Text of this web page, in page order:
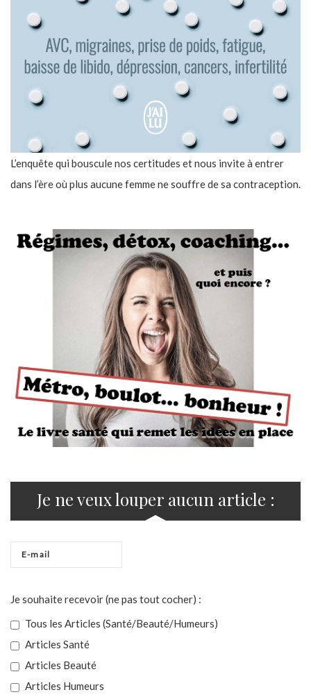
L’enquête qui bouscule nos certitudes et nous invite à entrer
dans l’ère où plus aucune femme ne souffre de sa contraception.
Je ne veux louper aucun article :
Je souhaite recevoir (ne pas tout cocher) :
Tous les Articles (Santé/Beauté/Humeurs)
Articles Santé
Articles Beauté
Articles Humeurs